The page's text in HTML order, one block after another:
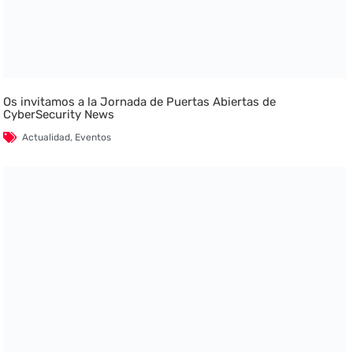
Os invitamos a la Jornada de Puertas Abiertas de
CyberSecurity News
Actualidad, Eventos